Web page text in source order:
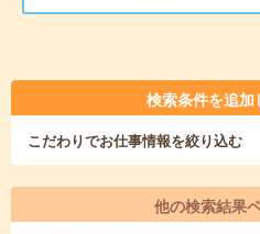
検索条件を追
こだわりでお仕事情報を絞り込む
他の検索結果